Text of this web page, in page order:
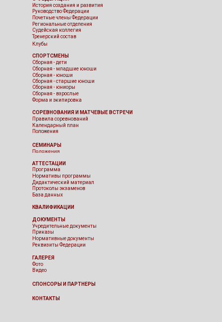
История создания и развития
СОРЕВНОВАНИЯ И МАТЧЕВЫЕ ВСТРЕЧИ
Сборная - дети
Правила соревнований
О ФЕДЕРАЦИИ
СПОРТСМЕНЫ
Положения
АТТЕСТАЦИИ
КВАЛИФИКАЦИИ
ДОКУМЕНТЫ
Учредительные документы
ГАЛЕРЕЯ
Фото
Программа
Судейская коллегия
Почетные члены Федерации
Руководство Федерации
Тренерский состав
Клубы
Региональные отделения
Сборная - юниоры
Форма и экипировка
Сборная - старшие юноши
Сборная - юноши
Сборная - взрослые
Сборная - младшие юноши
База данных
Дидактический материал
Нормативы программы
Протоколы экзаменов
Нормативные документы
Приказы
Реквизиты Федерации